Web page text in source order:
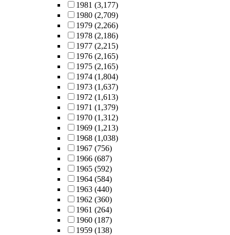
1981 (3,177)
1980 (2,709)
1979 (2,266)
1978 (2,186)
1977 (2,215)
1976 (2,165)
1975 (2,165)
1974 (1,804)
1973 (1,637)
1972 (1,613)
1971 (1,379)
1970 (1,312)
1969 (1,213)
1968 (1,038)
1967 (756)
1966 (687)
1965 (592)
1964 (584)
1963 (440)
1962 (360)
1961 (264)
1960 (187)
1959 (138)